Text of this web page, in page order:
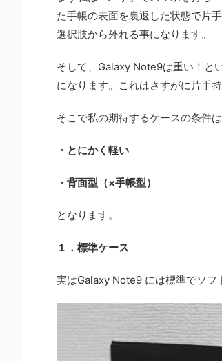
た手帳の表面を裏返した状態で片
選択肢から外れる事になります。
そして、Galaxy Note9は重い！と
になります。これはさすがに片手持
そこで私の期待するケースの条件は
・とにかく軽い
・背面型（×手帳型）
となります。
１．標準ケース
実はGalaxy Note9 には標準でソフ